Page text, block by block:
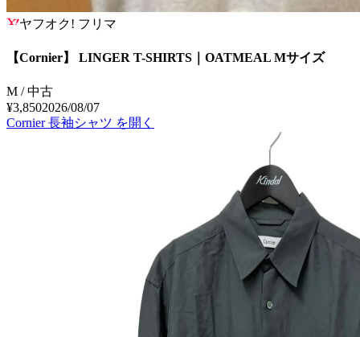
ヤフオク! フリマ
【Cornier】 LINGER T-SHIRTS｜OATMEAL Mサイズ
M / 中古
¥3,8502026/08/07
Cornier 長袖シャツ を開く